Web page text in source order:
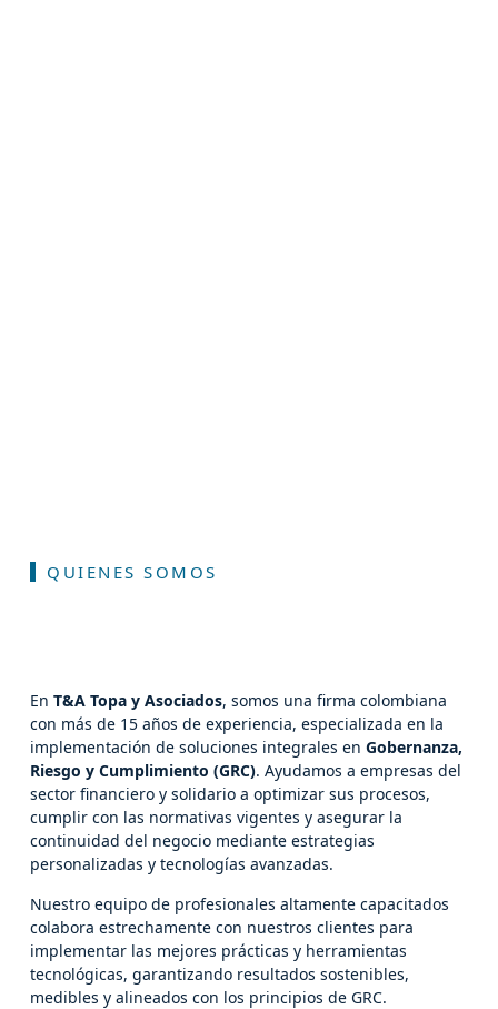
QUIENES SOMOS
En T&A Topa y Asociados, somos una firma colombiana
con más de 15 años de experiencia, especializada en la
implementación de soluciones integrales en Gobernanza,
Riesgo y Cumplimiento (GRC). Ayudamos a empresas del
sector financiero y solidario a optimizar sus procesos,
cumplir con las normativas vigentes y asegurar la
continuidad del negocio mediante estrategias
personalizadas y tecnologías avanzadas.
Nuestro equipo de profesionales altamente capacitados
colabora estrechamente con nuestros clientes para
implementar las mejores prácticas y herramientas
tecnológicas, garantizando resultados sostenibles,
medibles y alineados con los principios de GRC.